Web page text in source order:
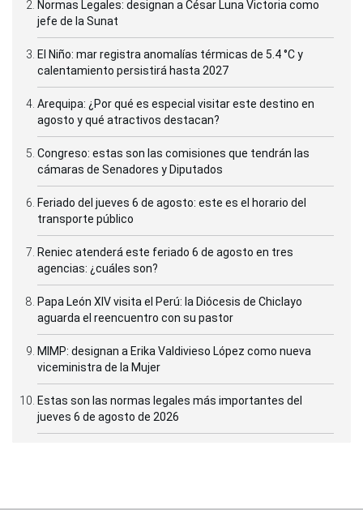
Normas Legales: designan a César Luna Victoria como
jefe de la Sunat
El Niño: mar registra anomalías térmicas de 5.4 °C y
calentamiento persistirá hasta 2027
Arequipa: ¿Por qué es especial visitar este destino en
agosto y qué atractivos destacan?
Congreso: estas son las comisiones que tendrán las
cámaras de Senadores y Diputados
Feriado del jueves 6 de agosto: este es el horario del
transporte público
Reniec atenderá este feriado 6 de agosto en tres
agencias: ¿cuáles son?
Papa León XIV visita el Perú: la Diócesis de Chiclayo
aguarda el reencuentro con su pastor
MIMP: designan a Erika Valdivieso López como nueva
viceministra de la Mujer
Estas son las normas legales más importantes del
jueves 6 de agosto de 2026